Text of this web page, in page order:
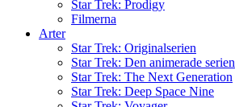
Star Trek: Prodigy
Filmerna
Arter
Star Trek: Originalserien
Star Trek: Den animerade serien
Star Trek: The Next Generation
Star Trek: Deep Space Nine